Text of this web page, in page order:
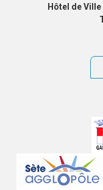
Hôtel de
partenaires